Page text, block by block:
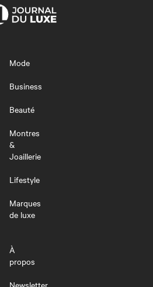
Mode
Business
Beauté
Montres
&
Joaillerie
Lifestyle
Marques
de luxe
À
propos